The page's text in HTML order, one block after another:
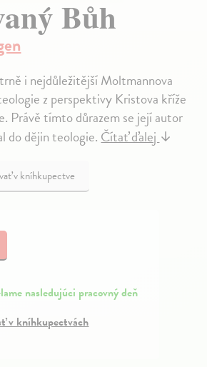
Bůh
i nejdůležitější Moltmannova
z perspektivy Kristova kříže
Právě tímto důrazem se její autor
do dějin teologie.Čítať ďalej↓
v kníhkupectve
nasledujúci pracovný deň
v kníhkupectvách